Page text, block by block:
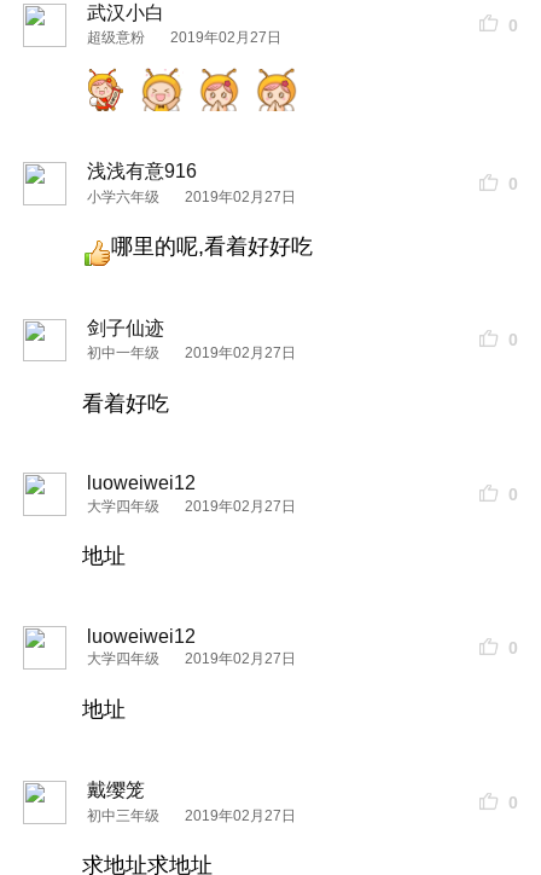
武汉小白
超级意粉 2019年02月27日
0
浅浅有意916
小学六年级 2019年02月27日
0
哪里的呢,看着好好吃
剑子仙迹
初中一年级 2019年02月27日
0
看着好吃
luoweiwei12
大学四年级 2019年02月27日
0
地址
luoweiwei12
大学四年级 2019年02月27日
0
地址
戴缨笼
初中三年级 2019年02月27日
0
求地址求地址